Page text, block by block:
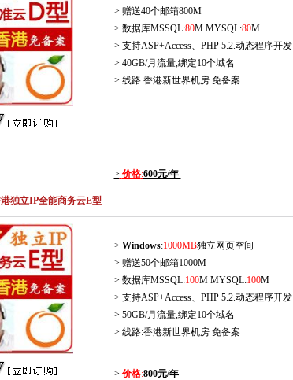
> 赠送40个邮箱800M
> 数据库MSSQL:80M MYSQL:80M
> 支持ASP+Access、PHP 5.2.动态程序开发
> 40GB/月流量,绑定10个域名
> 线路:香港新世界机房 免备案
> 价格:600元/年
独立IP全能商务云E型
> Windows:1000MB独立网页空间
> 赠送50个邮箱1000M
> 数据库MSSQL:100M MYSQL:100M
> 支持ASP+Access、PHP 5.2.动态程序开发
> 50GB/月流量,绑定10个域名
> 线路:香港新世界机房 免备案
> 价格:800元/年